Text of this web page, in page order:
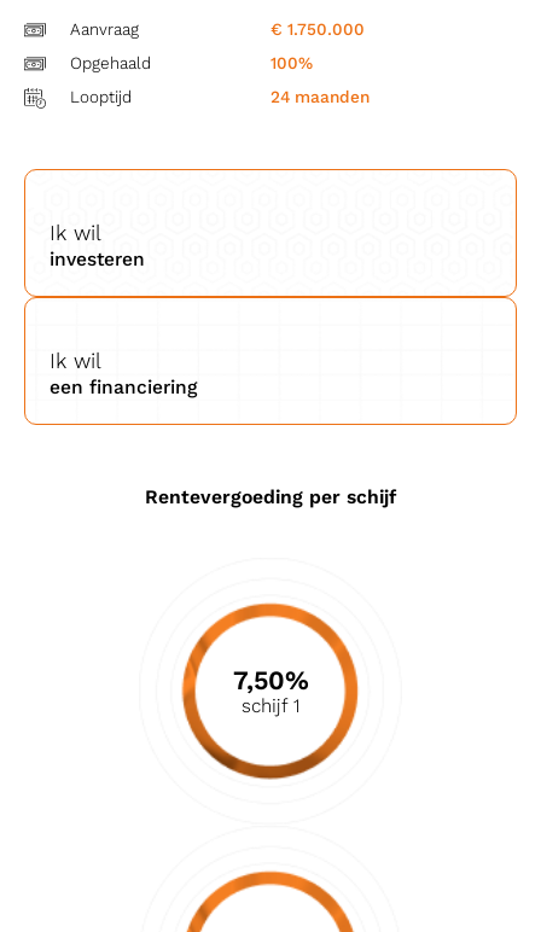
Aanvraag
Opgehaald
Looptijd
€ 1.750.000
100%
24 maanden
Ik wil
investeren
Ik wil
een financiering
Rentevergoeding per schijf
7,50%
schijf 1